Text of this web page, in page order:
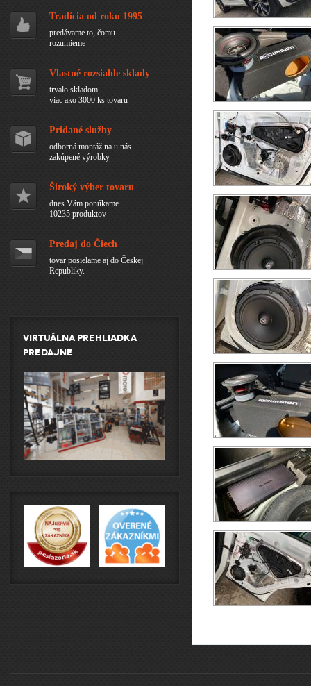
Tradícia od roku 1995
predávame to, čomu
rozumieme
Vlastné rozsiahle sklady
trvalo skladom
viac ako 3000 ks tovaru
Pridané služby
odborná montáž na u nás
zakúpené výrobky
Široký výber tovaru
dnes Vám ponúkame
10235 produktov
Predaj do Čiech
tovar posielame aj do Českej
Republiky.
Virtuálna prehliadka
predajne